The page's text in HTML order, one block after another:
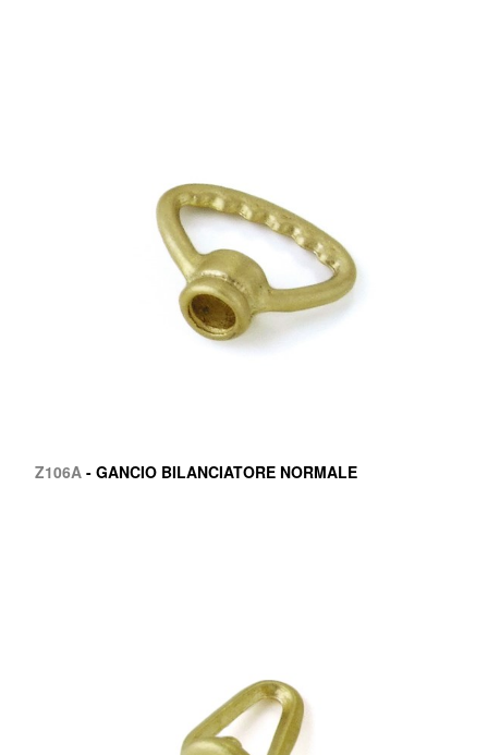
Z106A- GANCIO BILANCIATORE NORMALE